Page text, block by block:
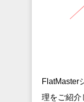
FlatMaster
理をご紹介